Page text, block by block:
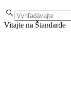
Vitajte na Štandarde